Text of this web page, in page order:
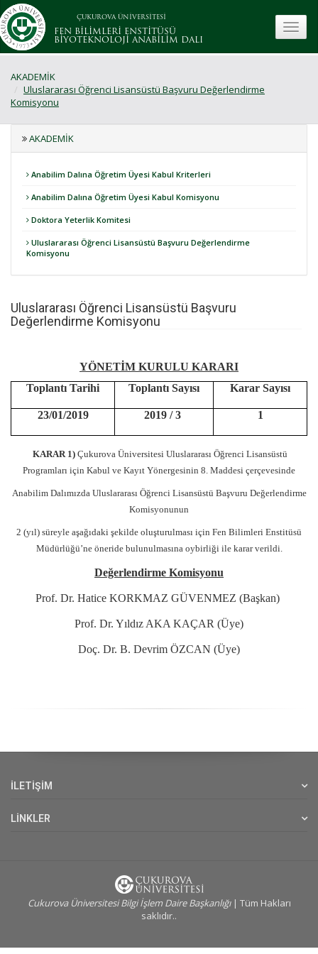
ÇUKUROVA ÜNİVERSİTESİ
FEN BİLİMLERİ ENSTİTÜSÜ
BİYOTEKNOLOJİ ANABİLİM DALI
AKADEMİK
Uluslararası Öğrenci Lisansüstü Başvuru Değerlendirme
Komisyonu
AKADEMİK
Anabilim Dalına Öğretim Üyesi Kabul Kriterleri
Anabilim Dalına Öğretim Üyesi Kabul Komisyonu
Doktora Yeterlik Komitesi
Uluslararası Öğrenci Lisansüstü Başvuru Değerlendirme
Komisyonu
Uluslararası Öğrenci Lisansüstü Başvuru
Değerlendirme Komisyonu
YÖNETİM KURULU KARARI
Toplantı Tarihi
Toplantı Sayısı Karar Sayısı
23/01/2019 2019 / 3 1
KARAR 1) Çukurova Üniversitesi Uluslararası Öğrenci Lisansüstü
Programları için Kabul ve Kayıt Yönergesinin 8. Maddesi çerçevesinde
Anabilim Dalımızda Uluslararası Öğrenci Lisansüstü Başvuru Değerlendirme
Komisyonunun
2 (yıl) süreyle aşağıdaki şekilde oluşturulması için Fen Bilimleri Enstitüsü
Müdürlüğü’ne öneride bulunulmasına oybirliği ile karar verildi.
Değerlendirme Komisyonu
Prof. Dr. Hatice KORKMAZ GÜVENMEZ (Başkan)
Prof. Dr. Yıldız AKA KAÇAR (Üye)
Doç. Dr. B. Devrim ÖZCAN (Üye)
İLETİŞİM
LİNKLER
Cukurova Üniversitesi Bilgi İşlem Daire Başkanlığı| Tüm Hakları
saklıdır..